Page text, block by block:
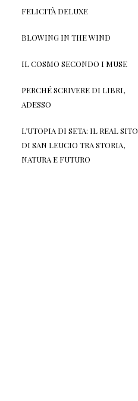
FELICITÀ DELUXE
BLOWING IN THE WIND
IL COSMO SECONDO I MUSE
PERCHÉ SCRIVERE DI LIBRI,
ADESSO
L’UTOPIA DI SETA: IL REAL SITO
DI SAN LEUCIO TRA STORIA,
NATURA E FUTURO